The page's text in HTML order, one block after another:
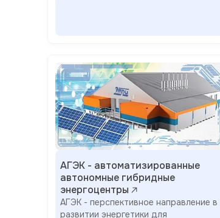
АГЭК - автоматизированные
автономные гибридные
энергоцентры
АГЭК - перспективное направление в
развитии энергетики для